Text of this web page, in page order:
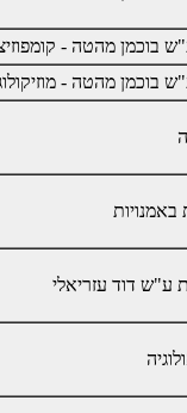
בוכמן מהטה -
בוכמן מהטה -
ע"ש דוד עזריאלי